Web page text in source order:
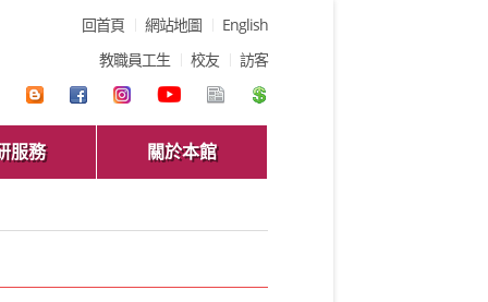
回首頁 網站地圖
English
教職員工生
校友 訪客
服務 關於本館